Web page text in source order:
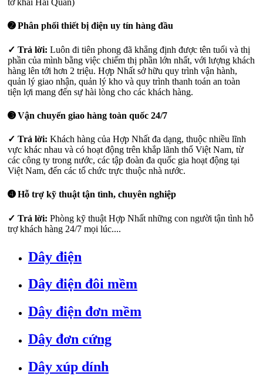
tờ khai Hải Quan)
➋ Phân phối thiết bị điện uy tín hàng đầu
✓ Trả lời: Luôn đi tiên phong đã khẳng định được tên tuổi và thị
phần của mình bằng việc chiếm thị phần lớn nhất, với lượng khách
hàng lên tới hơn 2 triệu. Hợp Nhất sở hữu quy trình vận hành,
quản lý giao nhận, quản lý kho và quy trình thanh toán an toàn
tiện lợi mang đến sự hài lòng cho các khách hàng.
➌ Vận chuyển giao hàng toàn quốc 24/7
✓ Trả lời: Khách hàng của Hợp Nhất đa dạng, thuộc nhiều lĩnh
vực khác nhau và có hoạt động trên khắp lãnh thổ Việt Nam, từ
các công ty trong nước, các tập đoàn đa quốc gia hoạt động tại
Việt Nam, đến các tổ chức trực thuộc nhà nước.
➍ Hỗ trợ kỹ thuật tận tình, chuyên nghiệp
✓ Trả lời: Phòng kỹ thuật Hợp Nhất những con người tận tình hỗ
trợ khách hàng 24/7 mọi lúc....
Dây điện
Dây điện đôi mềm
Dây điện đơn mềm
Dây đơn cứng
Dây xúp dính